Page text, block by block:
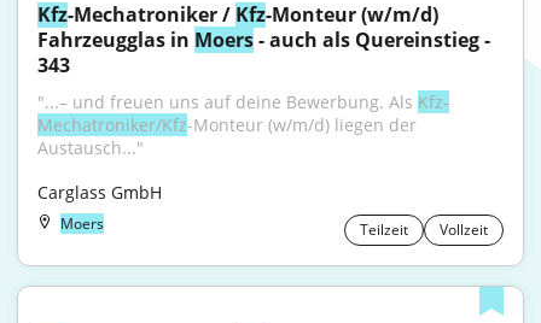
Kfz-Mechatroniker / Kfz-Monteur (w/m/d)
Fahrzeugglas in Moers - auch als Quereinstieg -
343
"...– und freuen uns auf deine Bewerbung. Als Kfz-
Mechatroniker/Kfz-Monteur (w/m/d) liegen der
Austausch..."
Carglass GmbH
Moers Teilzeit Vollzeit